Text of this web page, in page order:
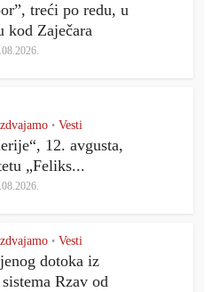
treći po redu, u
kod Zaječara
• Vesti
12. avgusta,
„Feliks...
• Vesti
dotoka iz
Rzav od